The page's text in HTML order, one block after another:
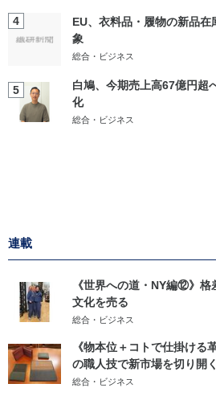
4
EU、衣料品・履物の新品
象
総合・ビジネス
5
白鳩、今期売上高67億円
化
総合・ビジネス
連載
《世界への道・NY編⑫》
文化を売る
総合・ビジネス
《物本位＋コトで仕掛ける
の職人技で新市場を切り開く
総合・ビジネス